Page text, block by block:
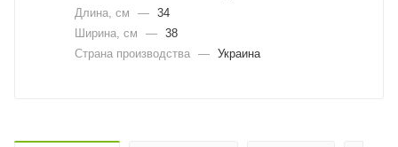
Длина, cм
— 34
Ширина, cм
— 38
Страна производства — Украина